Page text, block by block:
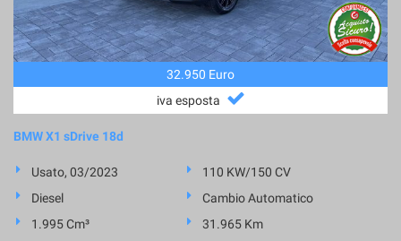
32.950 Euro
iva esposta
BMW X1 sDrive 18d
Usato, 03/2023
110 KW/150 CV
Diesel
Cambio Automatico
1.995 Cm³
31.965 Km
Cookie necessari
Cookie delle preferenze
Cookie per il miglioramento dell'esperienza utente
Cookie analitici